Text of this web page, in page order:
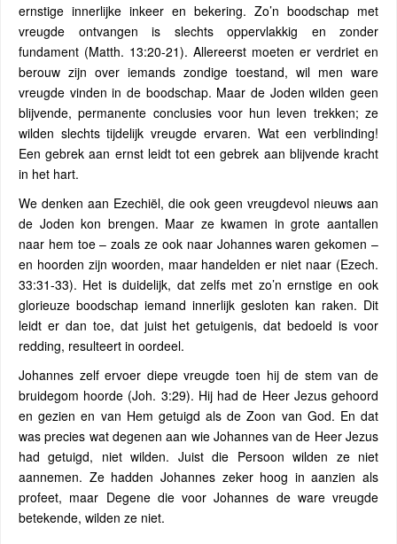
ernstige innerlijke inkeer en bekering. Zo’n boodschap met
vreugde ontvangen is slechts oppervlakkig en zonder
fundament (Matth. 13:20-21). Allereerst moeten er verdriet en
berouw zijn over iemands zondige toestand, wil men ware
vreugde vinden in de boodschap. Maar de Joden wilden geen
blijvende, permanente conclusies voor hun leven trekken; ze
wilden slechts tijdelijk vreugde ervaren. Wat een verblinding!
Een gebrek aan ernst leidt tot een gebrek aan blijvende kracht
in het hart.
We denken aan Ezechiël, die ook geen vreugdevol nieuws aan
de Joden kon brengen. Maar ze kwamen in grote aantallen
naar hem toe – zoals ze ook naar Johannes waren gekomen –
en hoorden zijn woorden, maar handelden er niet naar (Ezech.
33:31-33). Het is duidelijk, dat zelfs met zo’n ernstige en ook
glorieuze boodschap iemand innerlijk gesloten kan raken. Dit
leidt er dan toe, dat juist het getuigenis, dat bedoeld is voor
redding, resulteert in oordeel.
Johannes zelf ervoer diepe vreugde toen hij de stem van de
bruidegom hoorde (Joh. 3:29). Hij had de Heer Jezus gehoord
en gezien en van Hem getuigd als de Zoon van God. En dat
was precies wat degenen aan wie Johannes van de Heer Jezus
had getuigd, niet wilden. Juist die Persoon wilden ze niet
aannemen. Ze hadden Johannes zeker hoog in aanzien als
profeet, maar Degene die voor Johannes de ware vreugde
betekende, wilden ze niet.